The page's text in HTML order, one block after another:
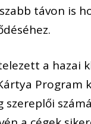
távon is
a hazai
szereplői